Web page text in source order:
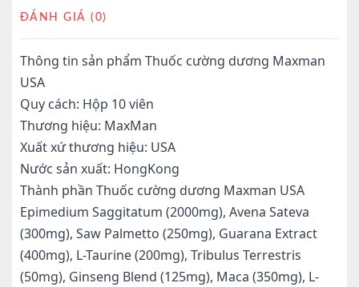
ĐÁNH GIÁ (0)
Thông tin sản phẩm Thuốc cường dương Maxman
USA
Quy cách: Hộp 10 viên
Thương hiệu: MaxMan
Xuất xứ thương hiệu: USA
Nước sản xuất: HongKong
Thành phần Thuốc cường dương Maxman USA
Epimedium Saggitatum (2000mg), Avena Sateva
(300mg), Saw Palmetto (250mg), Guarana Extract
(400mg), L-Taurine (200mg), Tribulus Terrestris
(50mg), Ginseng Blend (125mg), Maca (350mg), L-